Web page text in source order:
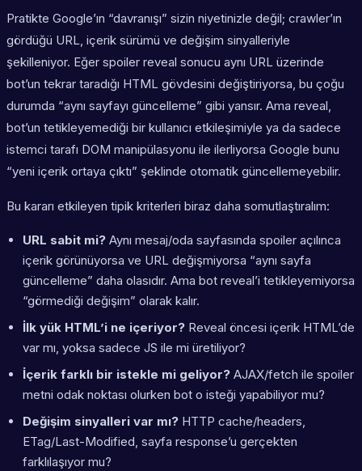
Pratikte Google’ın “davranışı” sizin niyetinizle değil; crawler’ın
gördüğü URL, içerik sürümü ve değişim sinyalleriyle
şekilleniyor. Eğer spoiler reveal sonucu aynı URL üzerinde
bot’un tekrar taradığı HTML gövdesini değiştiriyorsa, bu çoğu
durumda “aynı sayfayı güncelleme” gibi yansır. Ama reveal,
bot’un tetikleyemediği bir kullanıcı etkileşimiyle ya da sadece
istemci tarafı DOM manipülasyonu ile ilerliyorsa Google bunu
“yeni içerik ortaya çıktı” şeklinde otomatik güncellemeyebilir.
Bu kararı etkileyen tipik kriterleri biraz daha somutlaştıralım:
URL sabit mi? Aynı mesaj/oda sayfasında spoiler açılınca
içerik görünüyorsa ve URL değişmiyorsa “aynı sayfa
güncelleme” daha olasıdır. Ama bot reveal’i tetikleyemiyorsa
“görmediği değişim” olarak kalır.
İlk yük HTML’i ne içeriyor? Reveal öncesi içerik HTML’de
var mı, yoksa sadece JS ile mi üretiliyor?
İçerik farklı bir istekle mi geliyor? AJAX/fetch ile spoiler
metni odak noktası olurken bot o isteği yapabiliyor mu?
Değişim sinyalleri var mı? HTTP cache/headers,
ETag/Last-Modified, sayfa response’u gerçekten
farklılaşıyor mu?